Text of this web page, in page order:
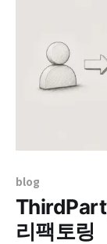
blog
리팩토링